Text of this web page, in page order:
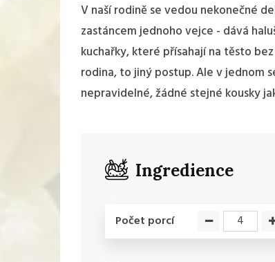
V naší rodině se vedou nekonečné
zastáncem jednoho vejce - dává
kuchařky, které přísahají na těsto
rodina, to jiný postup. Ale v jednom
nepravidelné, žádné stejné kousky
Ingredience
Počet porcí